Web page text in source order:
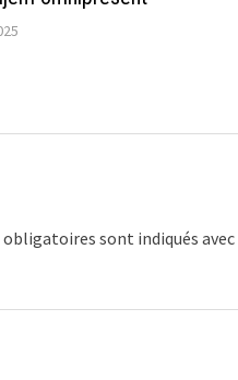
obligatoires sont indiqués avec